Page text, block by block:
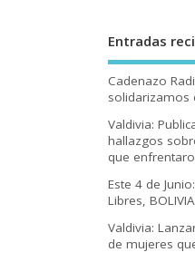
Entradas
Cadenazo
solidarizamos
Valdivia:
hallazgos
que
Este 4 de
Libres,
Valdivia:
de mujeres